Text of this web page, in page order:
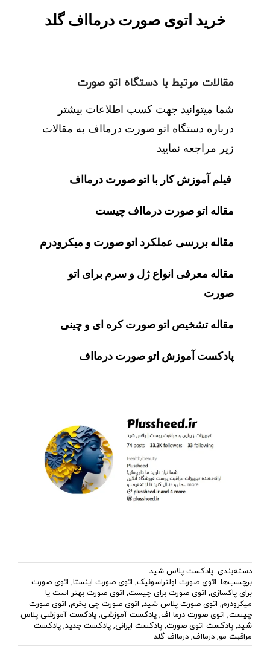
خرید اتوی صورت درمااف گلد
مقالات مرتبط با دستگاه اتو صورت
شما میتوانید جهت کسب اطلاعات بیشتر
درباره دستگاه اتو صورت درمااف به مقالات
زیر مراجعه نمایید
فیلم آموزش کار با اتو صورت درمااف
مقاله اتو صورت درمااف چیست
مقاله بررسی عملکرد اتو صورت و میکرودرم
مقاله معرفی انواع ژل و سرم برای اتو
صورت
مقالهتشخیص اتو صورت کره ای و چینی
پادکست آموزش اتو صورت درمااف
دسته‌بندی: پادکست پلاس شید
برچسب‌ها: اتوی صورت اولتراسونیک, اتوی صورت اینستا, اتوی صورت
برای پاکسازی, اتوی صورت برای چیست, اتوی صورت بهتر است یا
میکرودرم, اتوی صورت پلاس شید, اتوی صورت چی بخرم, اتوی صورت
چیست, اتوی صورت درما اف, پادکست آموزشی, پادکست آموزشی پلاس
شید, پادکست اتوی صورت, پادکست ایرانی, پادکست جدید, پادکست
مراقبت مو, درمااف, درمااف گلد